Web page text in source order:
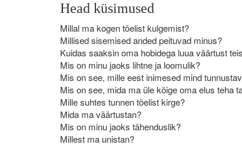
Head küsimused
Millal ma kogen tõelist kulgemist?
Millised sisemised anded peituvad minus?
Kuidas saaksin oma hobidega luua väärtust
Mis on minu jaoks lihtne ja loomulik?
Mis on see, mille eest inimesed mind
Mis on see, mida ma üle kõige oma elus teha
Mille suhtes tunnen tõelist kirge?
Mida ma väärtustan?
Mis on minu jaoks tähenduslik?
Millest ma unistan?